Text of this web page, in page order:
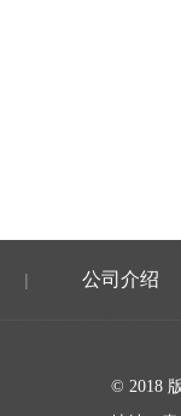
| 公司介绍
© 2018